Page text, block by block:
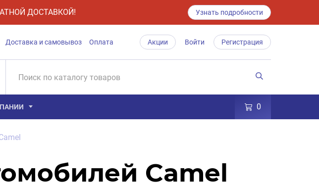
ДОСТАВКОЙ! Узнать подробности
Доставка и самовывоз Оплата Акции Войти Регистрация
0
Camel